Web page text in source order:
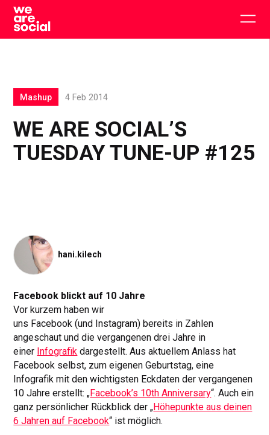
Skip
content
WE ARE SOCIAL’S
TUESDAY TUNE-UP #125
Mashup 4 Feb 2014
hani.kilech
Facebook blickt auf 10 Jahre
Vor kurzem haben wir
uns Facebook (und Instagram) bereits in Zahlen
angeschaut und die vergangenen drei Jahre in
einer Infografik dargestellt. Aus aktuellem Anlass hat
Facebook selbst, zum eigenen Geburtstag, eine
Infografik mit den wichtigsten Eckdaten der vergangenen
10 Jahre erstellt: „Facebook’s 10th Anniversary“. Auch ein
ganz persönlicher Rückblick der „Höhepunkte aus deinen
6 Jahren auf Facebook“ ist möglich.